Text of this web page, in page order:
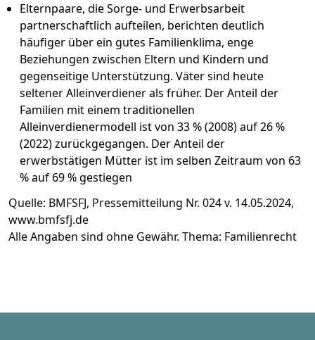
Elternpaare, die Sorge- und Erwerbsarbeit
partnerschaftlich aufteilen, berichten deutlich
häufiger über ein gutes Familienklima, enge
Beziehungen zwischen Eltern und Kindern und
gegenseitige Unterstützung. Väter sind heute
seltener Alleinverdiener als früher. Der Anteil der
Familien mit einem traditionellen
Alleinverdienermodell ist von 33 % (2008) auf 26 %
(2022) zurückgegangen. Der Anteil der
erwerbstätigen Mütter ist im selben Zeitraum von 63
% auf 69 % gestiegen
Quelle: BMFSFJ, Pressemitteilung Nr. 024 v. 14.05.2024,
www.bmfsfj.de
Alle Angaben sind ohne Gewähr. Thema: Familienrecht